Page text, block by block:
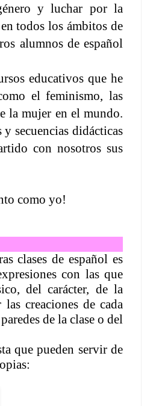
y luchar por la
todos los ámbitos de
alumnos de español
educativos que he
el feminismo, las
la mujer en el mundo.
ysecuencias didácticas
con nosotros sus
como yo!
clases de español es
con las que
del carácter, de la
creaciones de cada
de la clase o del
que pueden servir de